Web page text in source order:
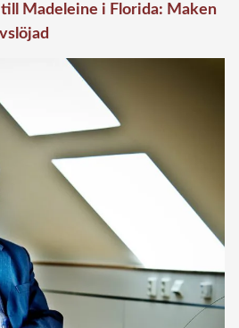
Madeleine i Florida: Maken